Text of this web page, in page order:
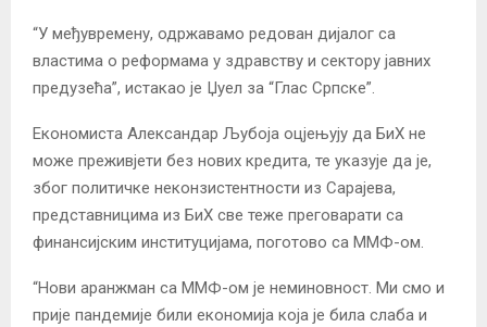
“У међувремену, одржавамо редован дијалог са
властима о реформама у здравству и сектору јавних
предузећа”, истакао је Џуел за “Глас Српске”.
Економиста Александар Љубоја оцјењују да БиХ не
може преживјети без нових кредита, те указује да је,
због политичке неконзистентности из Сарајева,
представницима из БиХ све теже преговарати са
финансијским институцијама, поготово са ММФ-ом.
“Нови аранжман са ММФ-ом је неминовност. Ми смо и
прије пандемије били економија која је била слаба и